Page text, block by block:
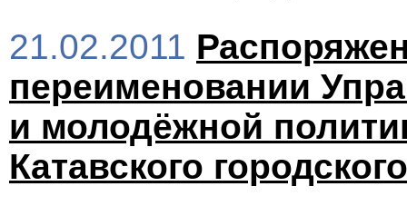
21.02.2011
переименовании
и молодёжной
Катавского